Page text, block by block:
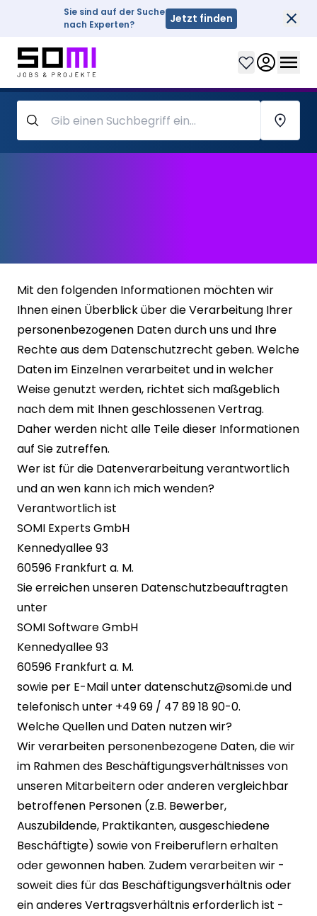
Sie sind auf der Suche
nach Experten?
Jetzt finden
Mit den folgenden Informationen möchten wir
Ihnen einen Überblick über die Verarbeitung Ihrer
personenbezogenen Daten durch uns und Ihre
Rechte aus dem Datenschutzrecht geben. Welche
Daten im Einzelnen verarbeitet und in welcher
Weise genutzt werden, richtet sich maßgeblich
nach dem mit Ihnen geschlossenen Vertrag.
Daher werden nicht alle Teile dieser Informationen
auf Sie zutreffen.
Wer ist für die Datenverarbeitung verantwortlich
und an wen kann ich mich wenden?
Verantwortlich ist
SOMI Experts GmbH
Kennedyallee 93
60596 Frankfurt a. M.
Sie erreichen unseren Datenschutzbeauftragten
unter
SOMI Software GmbH
Kennedyallee 93
60596 Frankfurt a. M.
sowie per E-Mail unterdatenschutz@somi.deund
telefonisch unter +49 69 / 47 89 18 90-0.
Welche Quellen und Daten nutzen wir?
Wir verarbeiten personenbezogene Daten, die wir
im Rahmen des Beschäftigungsverhältnisses von
unseren Mitarbeitern oder anderen vergleichbar
betroffenen Personen (z.B. Bewerber,
Auszubildende, Praktikanten, ausgeschiedene
Beschäftigte) sowie von Freiberuflern erhalten
oder gewonnen haben. Zudem verarbeiten wir -
soweit dies für das Beschäftigungsverhältnis oder
ein anderes Vertragsverhältnis erforderlich ist -